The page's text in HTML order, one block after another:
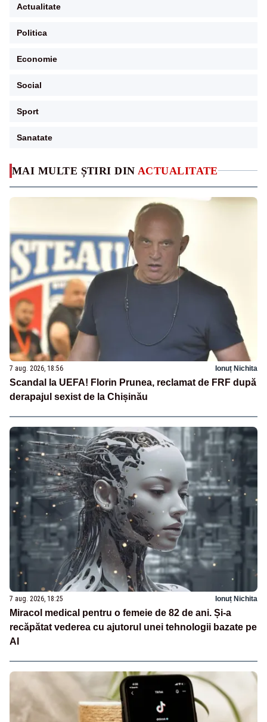
MAI MULTE ȘTIRI DIN ACTUALITATE
7 aug. 2026, 18:56 Ionuț Nichita
Scandal la UEFA! Florin Prunea, reclamat de FRF după
derapajul sexist de la Chișinău
7 aug. 2026, 18:25 Ionuț Nichita
Miracol medical pentru o femeie de 82 de ani. Și-a
recăpătat vederea cu ajutorul unei tehnologii bazate pe
AI
Actualitate
Politica
Economie
Social
Sport
Sanatate